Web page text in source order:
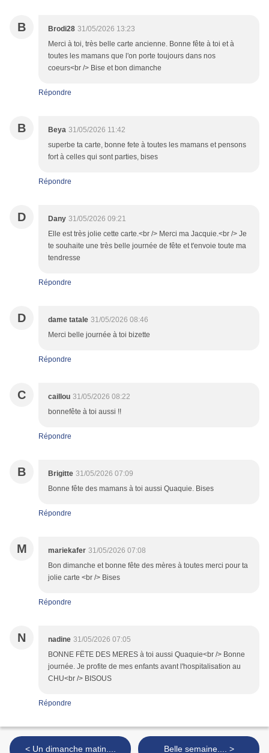
B Brodi28 31/05/2026 13:23
Merci à toi, très belle carte ancienne. Bonne fête à toi et à
toutes les mamans que l'on porte toujours dans nos
coeurs<br /> Bise et bon dimanche
Répondre
B Beya 31/05/2026 11:42
superbe ta carte, bonne fete à toutes les mamans et pensons
fort à celles qui sont parties, bises
Répondre
D Dany 31/05/2026 09:21
Elle est très jolie cette carte.<br /> Merci ma Jacquie.<br /> Je
te souhaite une très belle journée de fête et t'envoie toute ma
tendresse
Répondre
D dame tatale 31/05/2026 08:46
Merci belle journée à toi bizette
Répondre
C caillou 31/05/2026 08:22
bonnefête à toi aussi !!
Répondre
B Brigitte 31/05/2026 07:09
Bonne fête des mamans à toi aussi Quaquie. Bises
Répondre
M mariekafer 31/05/2026 07:08
Bon dimanche et bonne fête des mères à toutes merci pour ta
jolie carte <br /> Bises
Répondre
N nadine 31/05/2026 07:05
BONNE FËTE DES MERES à toi aussi Quaquie<br /> Bonne
journée. Je profite de mes enfants avant l'hospitalisation au
CHU<br /> BISOUS
Répondre
< Un dimanche matin.... Belle semaine.... >